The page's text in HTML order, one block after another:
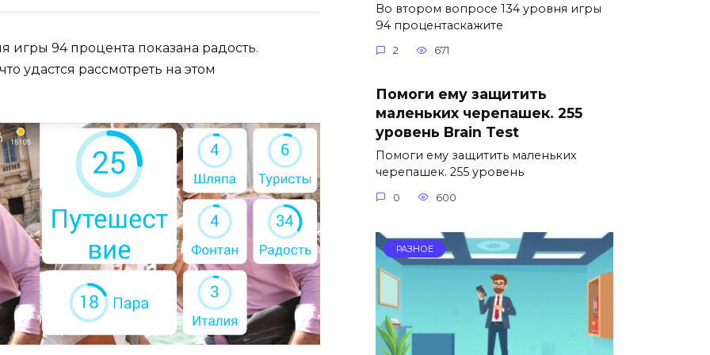
игры 94 процента показана радость.
удастся рассмотреть на этом
Во втором вопросе 134 уровня игры
94 процентаскажите
2 671
Помоги ему защитить
маленьких черепашек. 255
уровень Brain Test
Помоги ему защитить маленьких
черепашек. 255 уровень
0 600
РАЗНОЕ